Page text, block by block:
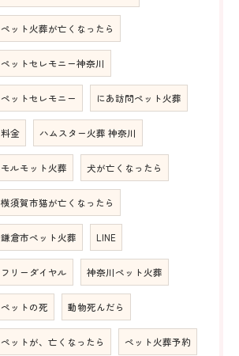
ペット火葬が亡くなったら
ペットセレモニー神奈川
ペットセレモニー にあ訪問ペット火葬
料金 ハムスター火葬 神奈川
モルモット火葬 犬が亡くなったら
横須賀市猫が亡くなったら
鎌倉市ペット火葬 LINE
フリーダイヤル 神奈川ペット火葬
ペットの死 動物死んだら
ペットが、亡くなったら ペット火葬予約